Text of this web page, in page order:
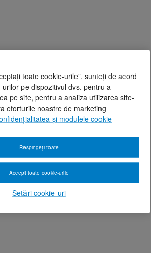
toate cookie-urile”, sunteți de acord
pe dispozitivul dvs. pentru a
pe site, pentru a analiza utilizarea site-
eforturile noastre de marketing
și modulele cookie
Setări cookie-uri
Respingeți toate
Accept toate cookie-urile